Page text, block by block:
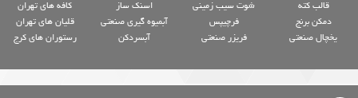
قالب کته
دمکن برنج
یخچال صنعتی
شوت سیب زمینی
فرچیپس
فریزر صنعتی
اسنک ساز
آبمیوه گیری صنعتی
آبسردکن
کافه های تهران
قلیان های تهران
رستوران های کرج